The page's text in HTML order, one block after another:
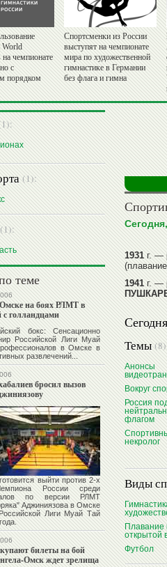
World
чемпионате
с
порядком
Спортсменки из России
выступят на чемпионате
мира по художественной
гимнастике в Германии
без флага и гимна
(1):
(1):
теме
на боях РЛМТ в
с голландцами
бокс: Сенсационно
Российской Лиги Муай
в Омске в
развлечений...
бросил вызов
выйти против 2-х
России среди
по версии РЛМТ
Аджиниязовав Омске
Лиги Муай Тай
билеты на бой
Омск ждет зрелища
1931г. —
1941г. —
1947г. —
1954г. —
ГАЗЗАЕВ
1956г. —
Темы
Анонсы
Вокруг
Россия
флагом
некролог
Виды
Плавание
открытой
Футбол